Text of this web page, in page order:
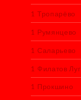
1 Тропарёво
1 Румянцево
1 Саларьево
1 Филатов Луг
1 Прокшино